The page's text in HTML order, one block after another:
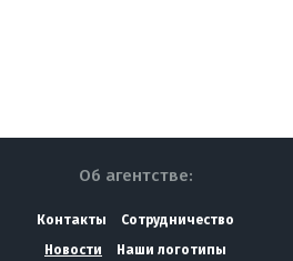
Об агентстве:
Контакты
Сотрудничество
Новости
Наши логотипы